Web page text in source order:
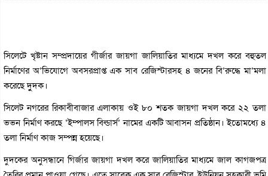
সিলেটে খৃষ্টান সম্প্রদায়ের গীর্জার জায়গা জালিয়াতির মাধ্যমে দখল করে বহুতল
নির্মাণের অ’ভিযোগে অবসরপ্রাপ্ত এক সাব রেজিস্টারসহ ৪ জনের বি’রুদ্ধে মা’মলা
করেছে দুুদক।
সিলেট নগরের রিকাবীবাজার এলাকায় ওই ৮০ শতক জায়গা দখল করে ২২ তলা
ভভন নির্মাণ করছে ‘ইম্পালস বিল্ডার্স’ নামের একটি আবাসন প্রতিষ্ঠান। ইতোমধ্যে ৪
তলা নির্মাণ কাজ সম্পন্ন হয়েছে।
দুদকের অনুসন্ধানে গির্জার জায়গা দখল করে জালিয়াতির মাধ্যমে জাল কাগজপত্র